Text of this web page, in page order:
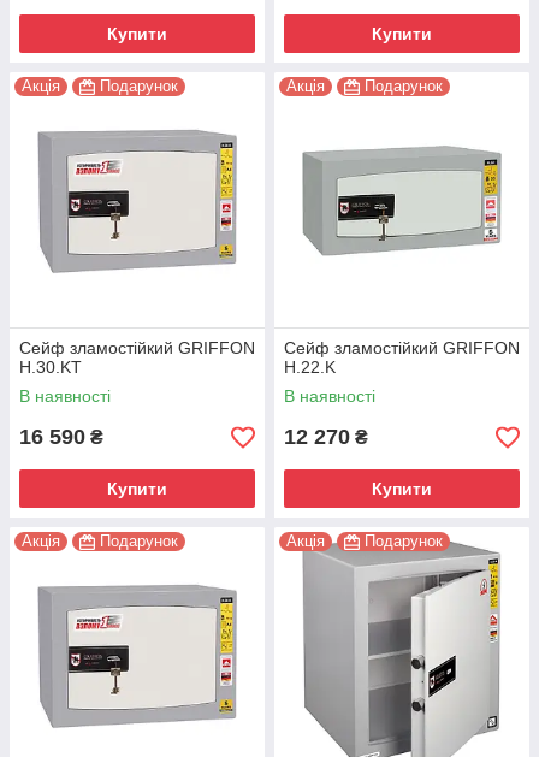
Купити Купити
Акція Подарунок
Сейф зламостійкий GRIFFON
H.30.KT
В наявності
16 590 ₴
Купити
Акція Подарунок
Сейф зламостійкий GRIFFON
H.22.K
В наявності
12 270 ₴
Купити
Акція Подарунок Акція Подарунок